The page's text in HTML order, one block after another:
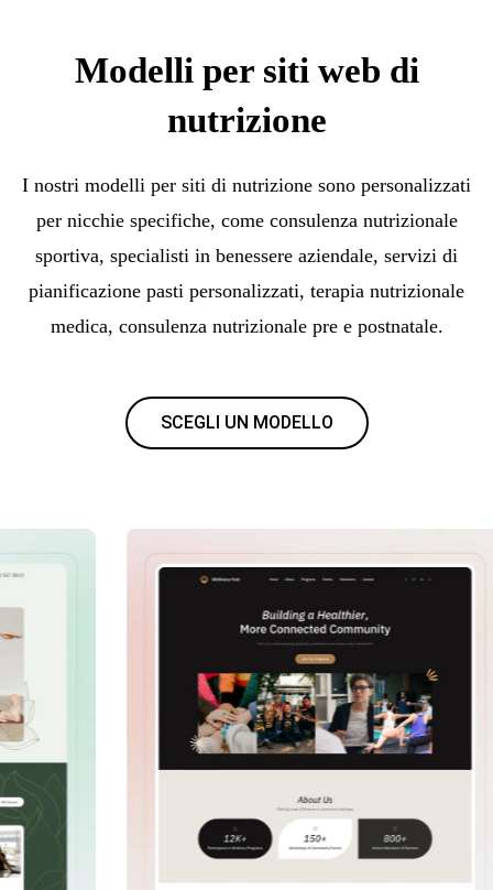
Modelli per siti web di
nutrizione
I nostri modelli per siti di nutrizione sono personalizzati
per nicchie specifiche, come consulenza nutrizionale
sportiva, specialisti in benessere aziendale, servizi di
pianificazione pasti personalizzati, terapia nutrizionale
medica, consulenza nutrizionale pre e postnatale.
SCEGLI UN MODELLO